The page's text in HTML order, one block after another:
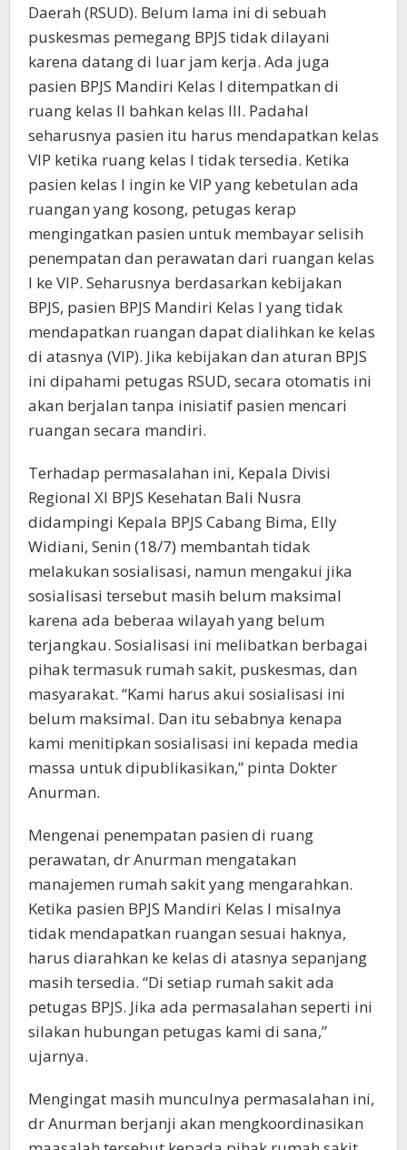
Daerah (RSUD). Belum lama ini di sebuah
puskesmas pemegang BPJS tidak dilayani
karena datang di luar jam kerja. Ada juga
pasien BPJS Mandiri Kelas I ditempatkan di
ruang kelas II bahkan kelas III. Padahal
seharusnya pasien itu harus mendapatkan kelas
VIP ketika ruang kelas I tidak tersedia. Ketika
pasien kelas I ingin ke VIP yang kebetulan ada
ruangan yang kosong, petugas kerap
mengingatkan pasien untuk membayar selisih
penempatan dan perawatan dari ruangan kelas
I ke VIP. Seharusnya berdasarkan kebijakan
BPJS, pasien BPJS Mandiri Kelas I yang tidak
mendapatkan ruangan dapat dialihkan ke kelas
di atasnya (VIP). Jika kebijakan dan aturan BPJS
ini dipahami petugas RSUD, secara otomatis ini
akan berjalan tanpa inisiatif pasien mencari
ruangan secara mandiri.
Terhadap permasalahan ini, Kepala Divisi
Regional XI BPJS Kesehatan Bali Nusra
didampingi Kepala BPJS Cabang Bima, Elly
Widiani, Senin (18/7) membantah tidak
melakukan sosialisasi, namun mengakui jika
sosialisasi tersebut masih belum maksimal
karena ada beberaa wilayah yang belum
terjangkau. Sosialisasi ini melibatkan berbagai
pihak termasuk rumah sakit, puskesmas, dan
masyarakat. “Kami harus akui sosialisasi ini
belum maksimal. Dan itu sebabnya kenapa
kami menitipkan sosialisasi ini kepada media
massa untuk dipublikasikan,” pinta Dokter
Anurman.
Mengenai penempatan pasien di ruang
perawatan, dr Anurman mengatakan
manajemen rumah sakit yang mengarahkan.
Ketika pasien BPJS Mandiri Kelas I misalnya
tidak mendapatkan ruangan sesuai haknya,
harus diarahkan ke kelas di atasnya sepanjang
masih tersedia. “Di setiap rumah sakit ada
petugas BPJS. Jika ada permasalahan seperti ini
silakan hubungan petugas kami di sana,”
ujarnya.
Mengingat masih munculnya permasalahan ini,
dr Anurman berjanji akan mengkoordinasikan